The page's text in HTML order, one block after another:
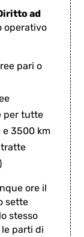
ad
operativo
pari o
per tutte
e 3500 km
ore il
sette
stesso
parti di